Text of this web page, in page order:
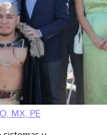
MX, PE